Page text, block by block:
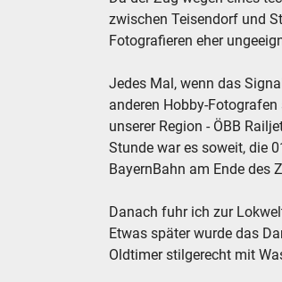
zwischen Teisendorf und
Fotografieren eher
Jedes Mal, wenn das
anderen Hobby-
unserer Region - ÖBB
Stunde war es soweit, die
BayernBahn am Ende des
Danach fuhr ich zur
Etwas später wurde das
Oldtimer stilgerecht mit